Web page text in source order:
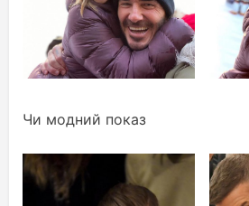
Чи модний показ